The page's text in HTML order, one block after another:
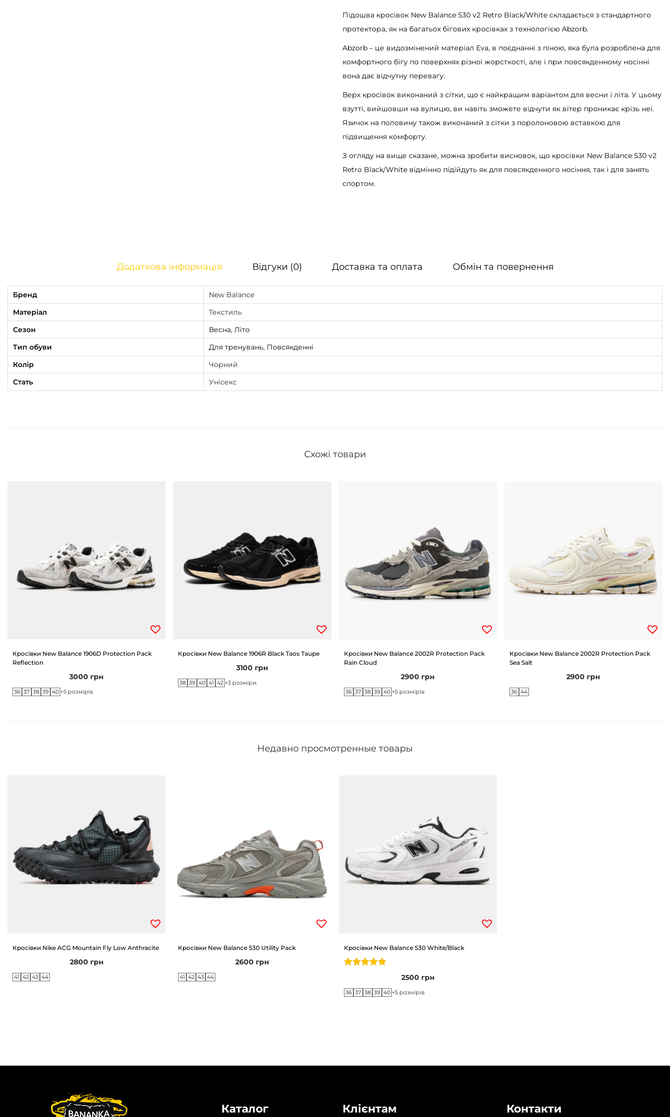
v
2
R
e
t
r
o
e
к
к
і
Підошва кросівок New Balance 530 v2 Retro Black/White складається з стандартного
протектора, як на багатьох бігових кросівках з технологією Abzorb.
Abzorb – це видозмінений матеріал Eva, в поєднанні з піною, яка була розроблена для
комфортного бігу по поверхнях різної жорсткості, але і при повсякденному носінні
вона дає відчутну перевагу.
Верх кросівок виконаний з сітки, що є найкращим варіантом для весни і літа. У цьому
взутті, вийшовши на вулицю, ви навіть зможете відчути як вітер проникає крізь неї.
Язичок на половину також виконаний з сітки з поролоновою вставкою для
підвищення комфорту.
З огляду на вище сказане, можна зробити висновок, що кросівки New Balance 530 v2
Retro Black/White відмінно підійдуть як для повсякденного носіння, так і для занять
спортом.
Додаткова інформація Відгуки (0) Доставка та оплата Обмін та повернення
Бренд
New Balance
Матеріал
Текстиль
Сезон
Весна, Літо
Тип обуви
Для тренувань, Повсякденні
Колір
Чорний
Стать
Унісекс
Схожі товари
Кросівки New Balance 1906D Protection Pack
Reflection
3000 грн
36 37 38 39 40 +5 розмірів
Кросівки New Balance 1906R Black Taos Taupe
3100 грн
38 39 40 41 42 +3 розміри
Кросівки New Balance 2002R Protection Pack
Rain Cloud
2900 грн
36 37 38 39 40 +5 розмірів
Кросівки New Balance 2002R Protection Pack
Sea Salt
2900 грн
36 44
Недавно просмотренные товары
Кросівки Nike ACG Mountain Fly Low Anthracite
2800 грн
41 42 43 44
Кросівки New Balance 530 Utility Pack
2600 грн
41 42 43 44
Кросівки New Balance 530 White/Black
2500 грн
36 37 38 39 40 +5 розмірів
Каталог Клієнтам Контакти